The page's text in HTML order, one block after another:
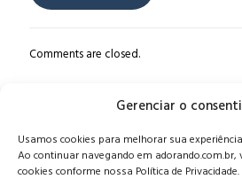
Gerenciar o
Usamos cookies para melhorar sua
Ao continuar navegando em adorando.com.br,
cookies conforme nossa Política de
Comments are closed.
Alameda Oscar Niemeyer, 1033 – 7º
Serra - Nova Lima/MG, CEP:
CONTATO: